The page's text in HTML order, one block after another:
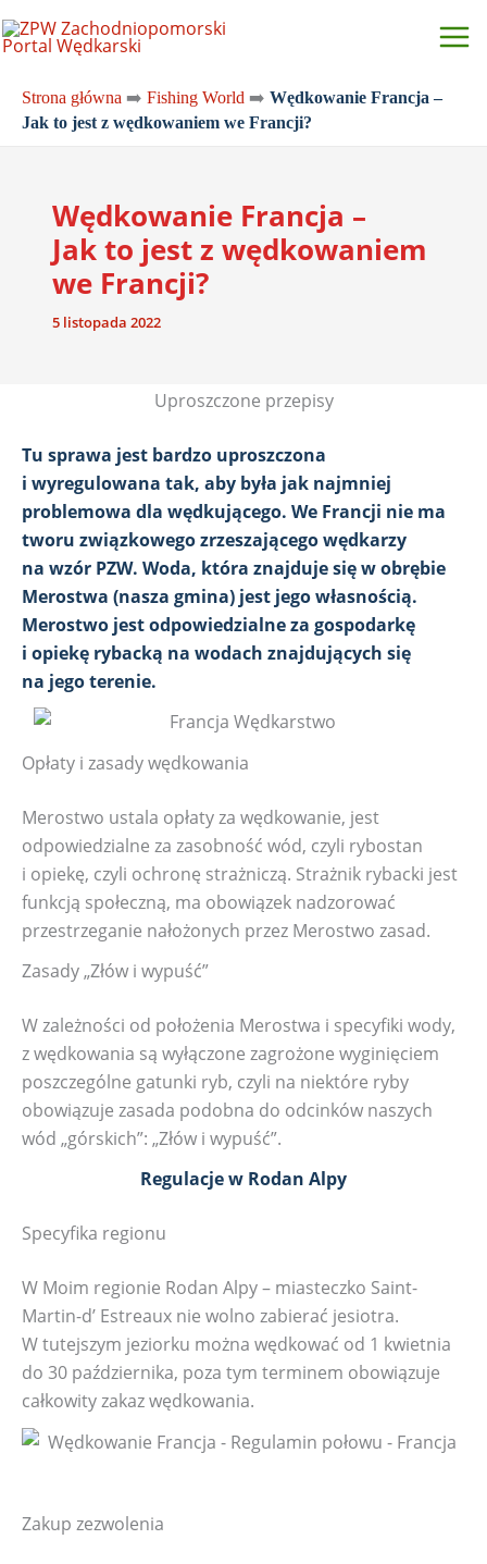
do
Strona główna ➡️ Fishing World ➡️ Wędkowanie Francja –
Jak to jest z wędkowaniem we Francji?
Wędkowanie Francja –
Jak to jest z wędkowaniem
we Francji?
5 listopada 2022
Uproszczone przepisy
Tu sprawa jest bardzo uproszczona
i wyregulowana tak, aby była jak najmniej
problemowa dla wędkującego. We Francji nie ma
tworu związkowego zrzeszającego wędkarzy
na wzór PZW. Woda, która znajduje się w obrębie
Merostwa (nasza gmina) jest jego własnością.
Merostwo jest odpowiedzialne za gospodarkę
i opiekę rybacką na wodach znajdujących się
na jego terenie.
Opłaty i zasady wędkowania
Merostwo ustala opłaty za wędkowanie, jest
odpowiedzialne za zasobność wód, czyli rybostan
i opiekę, czyli ochronę strażniczą. Strażnik rybacki jest
funkcją społeczną, ma obowiązek nadzorować
przestrzeganie nałożonych przez Merostwo zasad.
Zasady „Złów i wypuść”
W zależności od położenia Merostwa i specyfiki wody,
z wędkowania są wyłączone zagrożone wyginięciem
poszczególne gatunki ryb, czyli na niektóre ryby
obowiązuje zasada podobna do odcinków naszych
wód „górskich”: „Złów i wypuść”.
Regulacje w Rodan Alpy
Specyfika regionu
W Moim regionie Rodan Alpy – miasteczko Saint-
Martin-d’ Estreaux nie wolno zabierać jesiotra.
W tutejszym jeziorku można wędkować od 1 kwietnia
do 30 października, poza tym terminem obowiązuje
całkowity zakaz wędkowania.
Zakup zezwolenia